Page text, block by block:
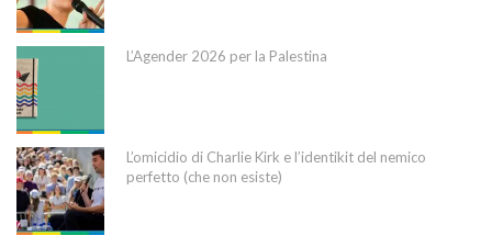
L’Agender 2026 per la Palestina
L’omicidio di Charlie Kirk e l’identikit del nemico
perfetto (che non esiste)